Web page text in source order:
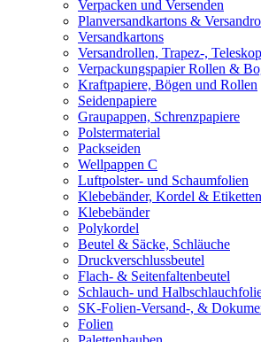
Verpacken und Versenden
Planversandkartons &
Versandkartons
Versandrollen, Trapez-,
Verpackungspapier Rollen &
Kraftpapiere, Bögen und Rollen
Seidenpapiere
Graupappen, Schrenzpapiere
Polstermaterial
Packseiden
Wellpappen C
Luftpolster- und Schaumfolien
Klebebänder, Kordel & Etiketten
Klebebänder
Polykordel
Beutel & Säcke, Schläuche
Druckverschlussbeutel
Flach- & Seitenfaltenbeutel
Schlauch- und
SK-Folien-Versand-, &
Folien